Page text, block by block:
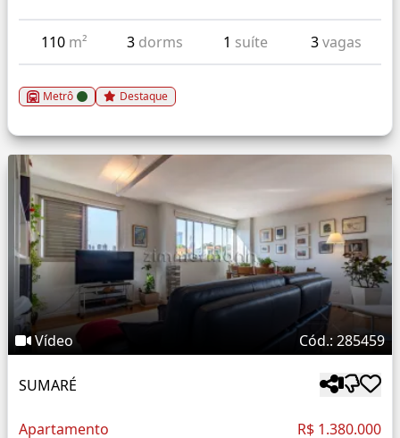
110 m² 3 dorms 1 suíte 3vagas
Metrô Destaque
Vídeo Cód.: 285459
SUMARÉ
Apartamento R$ 1.380.000